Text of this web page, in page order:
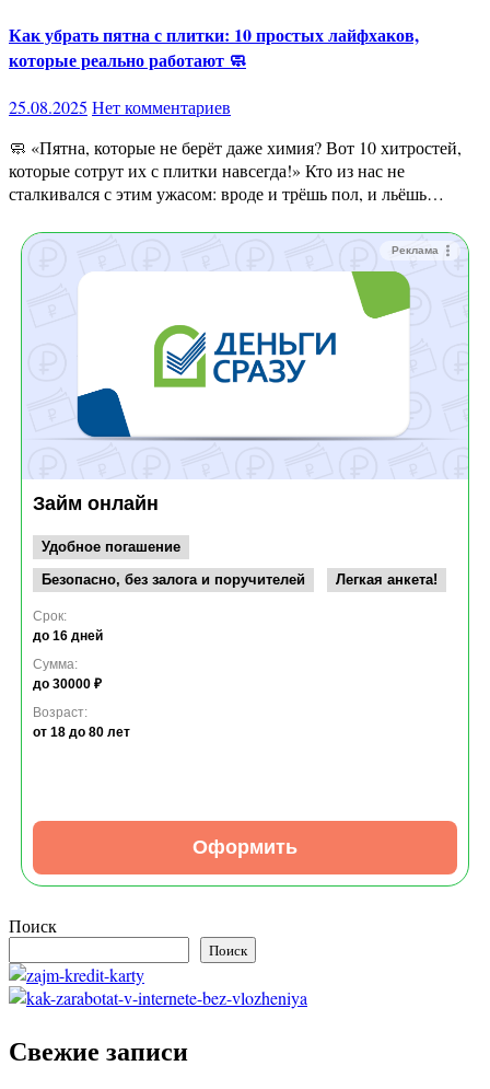
Как убрать пятна с плитки: 10 простых лайфхаков,
которые реально работают 🧼
25.08.2025 Нет комментариев
🧼 «Пятна, которые не берёт даже химия? Вот 10 хитростей,
которые сотрут их с плитки навсегда!» Кто из нас не
сталкивался с этим ужасом: вроде и трёшь пол, и льёшь…
Реклама
Займ онлайн
Удобное погашение
Безопасно, без залога и поручителей
Легкая анкета!
Срок:
до 16 дней
Сумма:
до 30000 ₽
Возраст:
от 18 до 80 лет
Оформить
Поиск
Поиск
Свежие записи